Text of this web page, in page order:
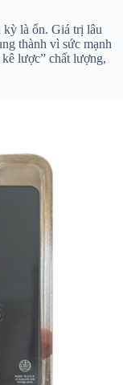
kỳ là ổn. Giá trị lâu
thành vì sức mạnh
lược” chất lượng,